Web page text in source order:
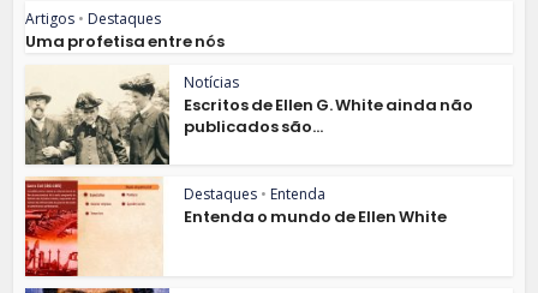
Artigos • Destaques
Uma profetisa entre nós
Notícias
Escritos de Ellen G. White ainda não
publicados são...
Destaques • Entenda
Entenda o mundo de Ellen White